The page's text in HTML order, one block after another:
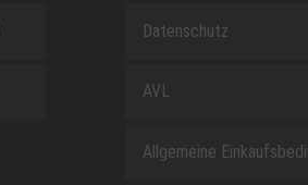
Datenschutz
AVL
Allgemeine